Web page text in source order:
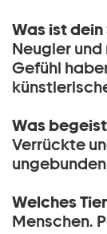
Was ist
Neugier
Gefühl
Was
Verrückte
Welches
Menschen.